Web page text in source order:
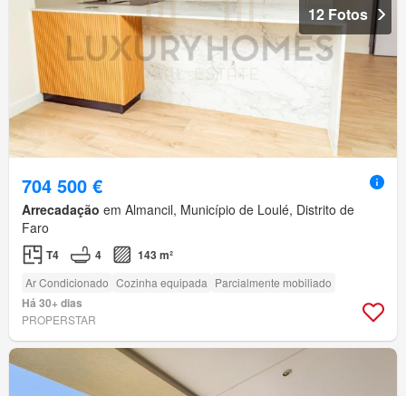
12 Fotos
704 500 €
Arrecadação em Almancil, Município de Loulé, Distrito de
Faro
T4 4 143 m²
Ar Condicionado Cozinha equipada Parcialmente mobiliado
Há 30+ dias
PROPERSTAR